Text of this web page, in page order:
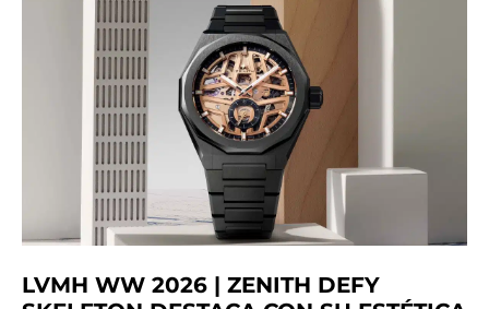
LVMH WW 2026 | ZENITH DEFY